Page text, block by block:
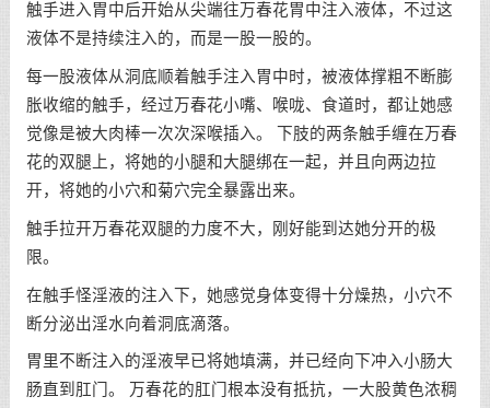
触手进入胃中后开始从尖端往万春花胃中注入液体，不过这
液体不是持续注入的，而是一股一股的。
每一股液体从洞底顺着触手注入胃中时，被液体撑粗不断膨
胀收缩的触手，经过万春花小嘴、喉咙、食道时，都让她感
觉像是被大肉棒一次次深喉插入。 下肢的两条触手缠在万春
花的双腿上，将她的小腿和大腿绑在一起，并且向两边拉
开，将她的小穴和菊穴完全暴露出来。
触手拉开万春花双腿的力度不大，刚好能到达她分开的极
限。
在触手怪淫液的注入下，她感觉身体变得十分燥热，小穴不
断分泌出淫水向着洞底滴落。
胃里不断注入的淫液早已将她填满，并已经向下冲入小肠大
肠直到肛门。 万春花的肛门根本没有抵抗，一大股黄色浓稠